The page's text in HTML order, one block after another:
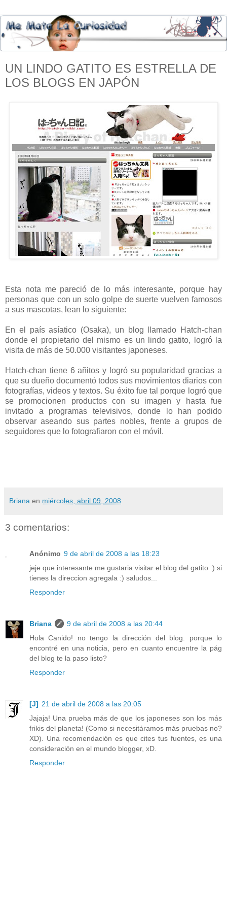
UN LINDO GATITO ES ESTRELLA DE
LOS BLOGS EN JAPÓN
Esta nota me pareció de lo más interesante, porque hay
personas que con un solo golpe de suerte vuelven famosos
a sus mascotas, lean lo siguiente:
En el país asíatico (Osaka), un blog llamado Hatch-chan
donde el propietario del mismo es un lindo gatito, logró la
visita de más de 50.000 visitantes japoneses.
Hatch-chan tiene 6 añitos y logró su popularidad gracias a
que su dueño documentó todos sus movimientos diarios con
fotografías, videos y textos. Su éxito fue tal porque logró que
se promocionen productos con su imagen y hasta fue
invitado a programas televisivos, donde lo han podido
observar aseando sus partes nobles, frente a grupos de
seguidores que lo fotografiaron con el móvil.
Briana en miércoles, abril 09, 2008
3 comentarios:
Anónimo 9 de abril de 2008 a las 18:23
jeje que interesante me gustaria visitar el blog del gatito :) si
tienes la direccion agregala :) saludos...
Responder
Briana
9 de abril de 2008 a las 20:44
Hola Canido! no tengo la dirección del blog. porque lo
encontré en una noticia, pero en cuanto encuentre la pág
del blog te la paso listo?
Responder
[J] 21 de abril de 2008 a las 20:05
Jajaja! Una prueba más de que los japoneses son los más
frikis del planeta! (Como si necesitáramos más pruebas no?
XD). Una recomendación es que cites tus fuentes, es una
consideración en el mundo blogger, xD.
Responder